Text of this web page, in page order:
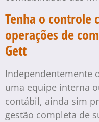
Tenha o controle
operações de
Gett
Independentemente
uma equipe interna
contábil, ainda sim
gestão completa de